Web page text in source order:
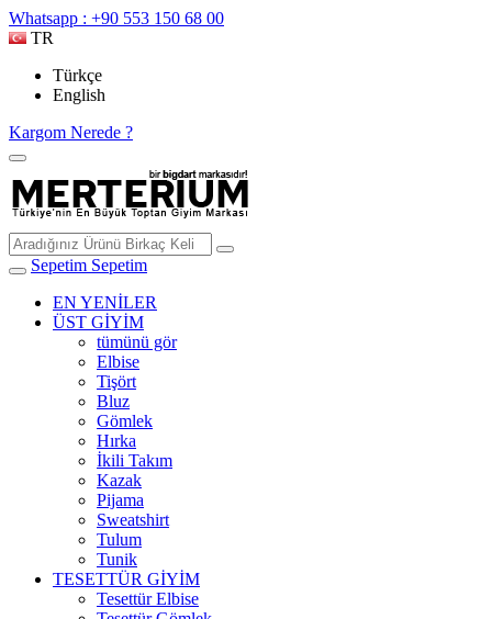
Whatsapp : +90 553 150 68 00
TR
Türkçe
English
Kargom Nerede ?
Sepetim Sepetim
EN YENİLER
ÜST GİYİM
tümünü gör
Elbise
Tişört
Bluz
Gömlek
Hırka
İkili Takım
Kazak
Pijama
Sweatshirt
Tulum
Tunik
TESETTÜR GİYİM
Tesettür Elbise